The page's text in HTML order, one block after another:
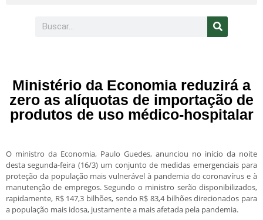
Ministério da Economia reduzirá a
zero as alíquotas de importação de
produtos de uso médico-hospitalar
O ministro da Economia, Paulo Guedes, anunciou no início da noite
desta segunda-feira (16/3) um conjunto de medidas emergenciais para
proteção da população mais vulnerável à pandemia do coronavírus e à
manutenção de empregos. Segundo o ministro serão disponibilizados,
rapidamente, R$ 147,3 bilhões, sendo R$ 83,4 bilhões direcionados para
a população mais idosa, justamente a mais afetada pela pandemia.